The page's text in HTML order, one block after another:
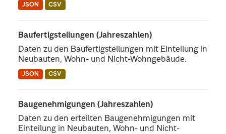
JSON CSV
Baufertigstellungen (Jahreszahlen)
Daten zu den Baufertigstellungen mit Einteilung in
Neubauten, Wohn- und Nicht-Wohngebäude.
JSON CSV
Baugenehmigungen (Jahreszahlen)
Daten zu den erteilten Baugenehmigungen mit
Einteilung in Neubauten, Wohn- und Nicht-